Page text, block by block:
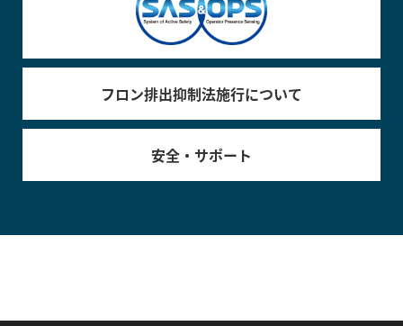
フロン排出抑制法施行について
安全・サポート